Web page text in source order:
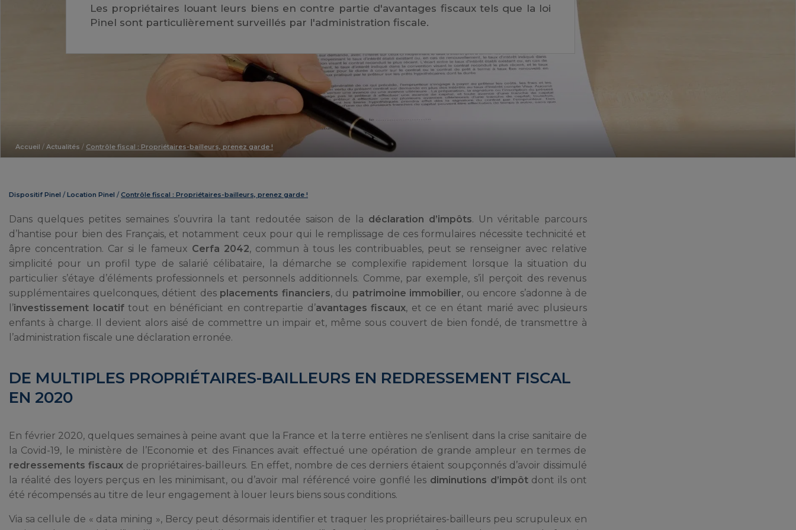
Les propriétaires louant leurs biens en contre partie d'avantages fiscaux tels que la loi
Pinel sont particulièrement surveillés par l'administration fiscale.
Accueil / Actualités / Contrôle fiscal : Propriétaires-bailleurs, prenez garde !
Dispositif Pinel Location Pinel Contrôle fiscal : Propriétaires-bailleurs, prenez garde !
Dans quelques petites semaines s’ouvrira la tant redoutée saison de la déclaration d’impôts. Un véritable parcours
d’hantise pour bien des Français, et notamment ceux pour qui le remplissage de ces formulaires nécessite technicité et
âpre concentration. Car si le fameux Cerfa 2042, commun à tous les contribuables, peut se renseigner avec relative
simplicité pour un profil type de salarié célibataire, la démarche se complexifie rapidement lorsque la situation du
particulier s’étaye d’éléments professionnels et personnels additionnels. Comme, par exemple, s’il perçoit des revenus
supplémentaires quelconques, détient des placements financiers, du patrimoine immobilier, ou encore s’adonne à de
l’investissement locatiftout en bénéficiant en contrepartie d’avantages fiscaux, et ce en étant marié avec plusieurs
enfants à charge. Il devient alors aisé de commettre un impair et, même sous couvert de bien fondé, de transmettre à
l’administration fiscale une déclaration erronée.
DE MULTIPLES PROPRIÉTAIRES-BAILLEURS EN REDRESSEMENT FISCAL
EN 2020
En février 2020, quelques semaines à peine avant que la France et la terre entières ne s’enlisent dans la crise sanitaire de
la Covid-19, le ministère de l’Economie et des Finances avait effectué une opération de grande ampleur en termes de
redressements fiscauxde propriétaires-bailleurs. En effet, nombre de ces derniers étaient soupçonnés d’avoir dissimulé
la réalité des loyers perçus en les minimisant, ou d’avoir mal référencé voire gonflé les diminutions d’impôtdont ils ont
été récompensés au titre de leur engagement à louer leurs biens sous conditions.
Via sa cellule de « data mining », Bercy peut désormais identifier et traquer les propriétaires-bailleurs peu scrupuleux en